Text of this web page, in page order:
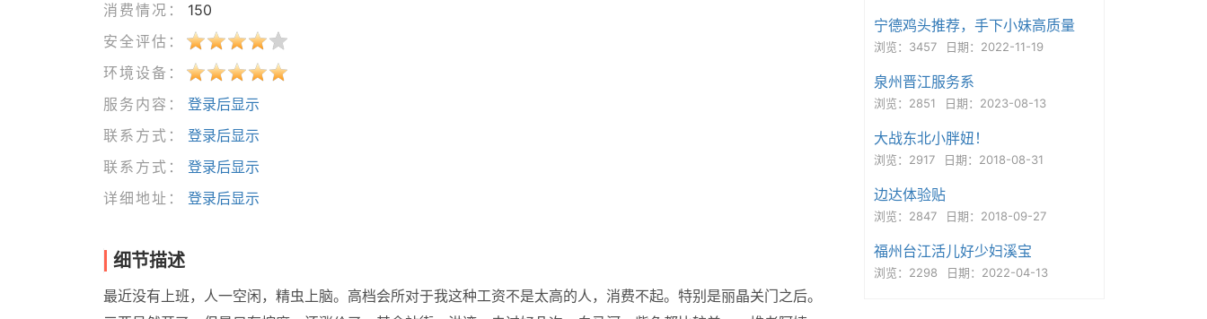
消费情况：
150
安全评估：
环境设备：
服务内容：
登录后显示
联系方式：
登录后显示
联系方式：
登录后显示
详细地址：
登录后显示
细节描述
最近没有上班，人一空闲，精虫上脑。高档会所对于我这种工资不是太高的人，消费不起。特别是丽晶关门之后。
宁德鸡头推荐，手下小妹高质量
浏览：3457 日期：2022-11-19
泉州晋江服务系
浏览：2851 日期：2023-08-13
大战东北小胖妞！
浏览：2917 日期：2018-08-31
边达体验贴
浏览：2847 日期：2018-09-27
福州台江活儿好少妇溪宝
浏览：2298 日期：2022-04-13